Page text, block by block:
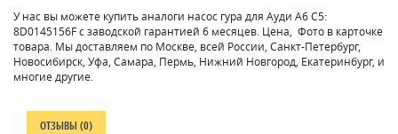
У нас вы можете купить аналоги насос гура для Ауди A6 C5:
8D0145156F с заводской гарантией 6 месяцев. Цена, Фото в карточке
товара. Мы доставляем по Москве, всей России, Санкт-Петербург,
Новосибирск, Уфа, Самара, Пермь, Нижний Новгород, Екатеринбург, и
многие другие.
ОТЗЫВЫ (0)